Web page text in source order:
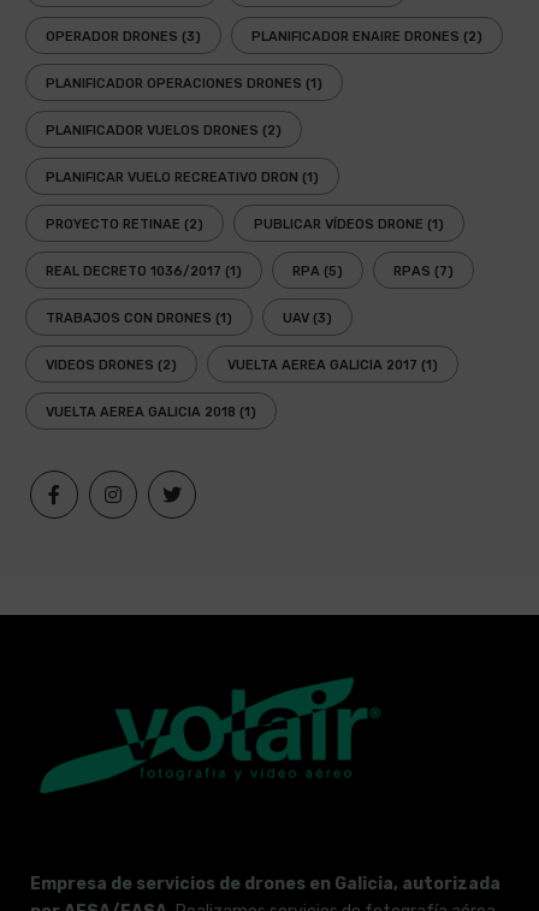
OPERADOR DRONES (3) PLANIFICADOR ENAIRE DRONES (2)
PLANIFICADOR OPERACIONES DRONES (1)
PLANIFICADOR VUELOS DRONES (2)
PLANIFICAR VUELO RECREATIVO DRON (1)
PROYECTO RETINAE (2) PUBLICAR VÍDEOS DRONE (1)
REAL DECRETO 1036/2017 (1) RPA (5) RPAS (7)
TRABAJOS CON DRONES (1) UAV (3)
VIDEOS DRONES (2) VUELTA AEREA GALICIA 2017 (1)
VUELTA AEREA GALICIA 2018 (1)
Empresa de servicios de drones en Galicia, autorizada